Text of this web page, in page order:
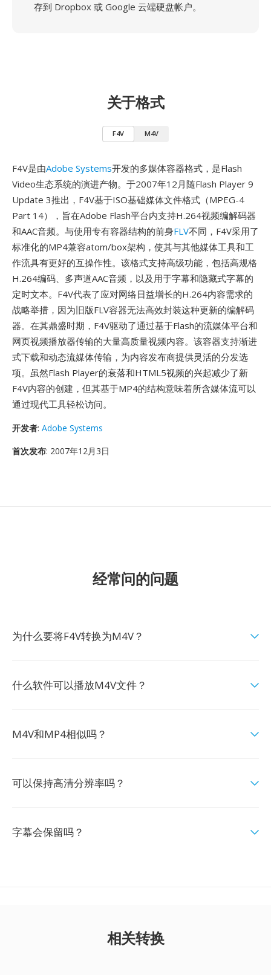
存到 Dropbox 或 Google 云端硬盘帐户。
关于格式
F4V M4V
F4V是由Adobe Systems开发的多媒体容器格式，是Flash
Video生态系统的演进产物。于2007年12月随Flash Player 9
Update 3推出，F4V基于ISO基础媒体文件格式（MPEG-4
Part 14），旨在Adobe Flash平台内支持H.264视频编解码器
和AAC音频。与使用专有容器结构的前身FLV不同，F4V采用了
标准化的MP4兼容atom/box架构，使其与其他媒体工具和工
作流具有更好的互操作性。该格式支持高级功能，包括高规格
H.264编码、多声道AAC音频，以及用于字幕和隐藏式字幕的
定时文本。F4V代表了应对网络日益增长的H.264内容需求的
战略举措，因为旧版FLV容器无法高效封装这种更新的编解码
器。在其鼎盛时期，F4V驱动了通过基于Flash的流媒体平台和
网页视频播放器传输的大量高质量视频内容。该容器支持渐进
式下载和动态流媒体传输，为内容发布商提供灵活的分发选
项。虽然Flash Player的衰落和HTML5视频的兴起减少了新
F4V内容的创建，但其基于MP4的结构意味着所含媒体流可以
通过现代工具轻松访问。
开发者: Adobe Systems
首次发布: 2007年12月3日
经常问的问题
为什么要将F4V转换为M4V？
什么软件可以播放M4V文件？
M4V和MP4相似吗？
可以保持高清分辨率吗？
字幕会保留吗？
相关转换